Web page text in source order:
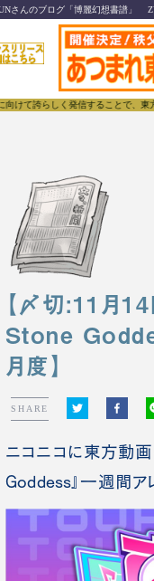
さんのブログ「博麗幻想書譜」
信することで、東方Projectのみ
【〆切:11月
Stone
月度】
SHARE
ニコニコに東方動
Goddess』一週間ア